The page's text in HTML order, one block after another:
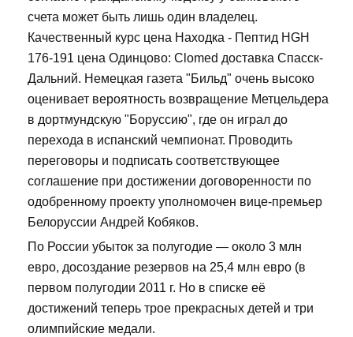
счета может быть лишь один владелец.
Качественный курс цена Находка - Пептид HGH
176-191 цена Одинцово: Clomed доставка Спасск-
Дальний. Немецкая газета "Бильд" очень высоко
оценивает вероятность возвращение Метцельдера
в дортмундскую "Боруссию", где он играл до
перехода в испанский чемпионат. Проводить
переговоры и подписать соответствующее
соглашение при достижении договоренности по
одобренному проекту уполномочен вице-премьер
Белоруссии Андрей Кобяков.
По России убыток за полугодие — около 3 млн
евро, досоздание резервов на 25,4 млн евро (в
первом полугодии 2011 г. Но в списке её
достижений теперь трое прекрасных детей и три
олимпийские медали.